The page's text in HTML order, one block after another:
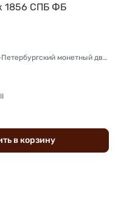
1856 СПБ ФБ
Монетный двор: Санкт-Петербургский монетный двор
вкорзину